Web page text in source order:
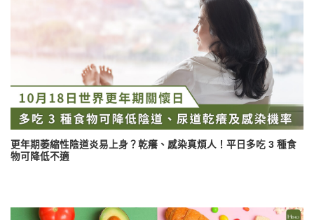
更年期萎縮性陰道炎易上身？乾癢、感染真煩人！平日多吃 3 種食
物可降低不適